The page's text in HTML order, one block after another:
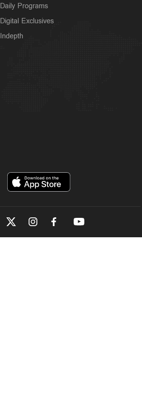
Daily Programs
Digital Exclusives
Indepth